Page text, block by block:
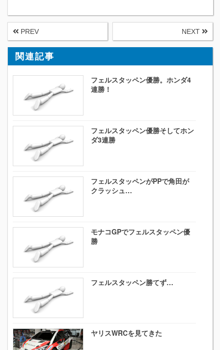
PREV NEXT
関連記事
フェルスタッペン優勝。ホンダ4
連勝！
フェルスタッペン優勝そしてホン
ダ3連勝
フェルスタッペンがPPで角田が
クラッシュ…
モナコGPでフェルスタッペン優
勝
フェルスタッペン勝てず…
ヤリスWRCを見てきた